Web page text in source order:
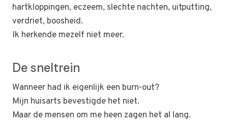
hartkloppingen, eczeem, slechte nachten, uitputting,
verdriet, boosheid.
Ik herkende mezelf niet meer.
De sneltrein
Wanneer had ik eigenlijk een burn-out?
Mijn huisarts bevestigde het niet.
Maar de mensen om me heen zagen het al lang.